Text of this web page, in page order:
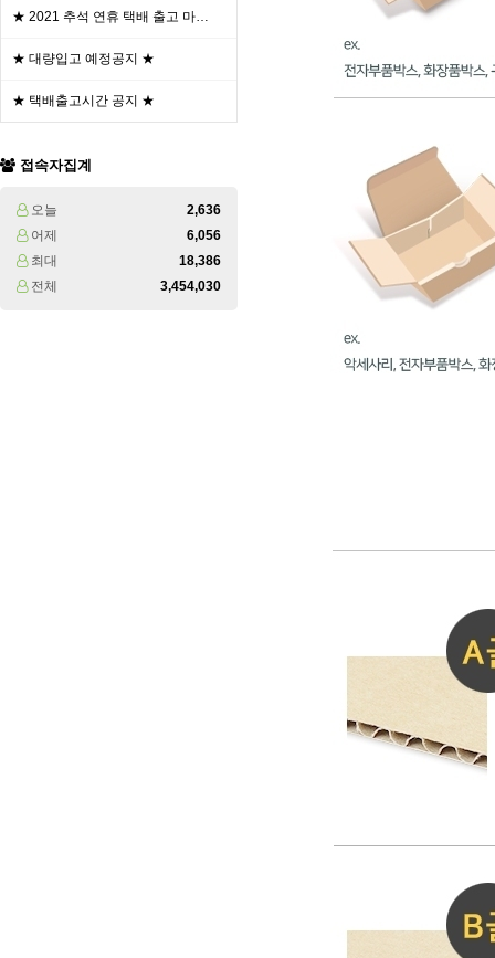
★ 2021 추석 연휴 택배 출고 마…
★ 대량입고 예정공지 ★
★ 택배출고시간 공지 ★
접속자집계
오늘
2,636
어제
6,056
최대
18,386
전체
3,454,030